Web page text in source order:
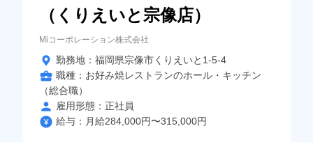
（くりえいと宗像店）
Miコーポレーション株式会社
勤務地：福岡県宗像市くりえいと1-5-4
職種：お好み焼レストランのホール・キッチン
（総合職）
雇用形態：正社員
給与：月給284,000円〜315,000円